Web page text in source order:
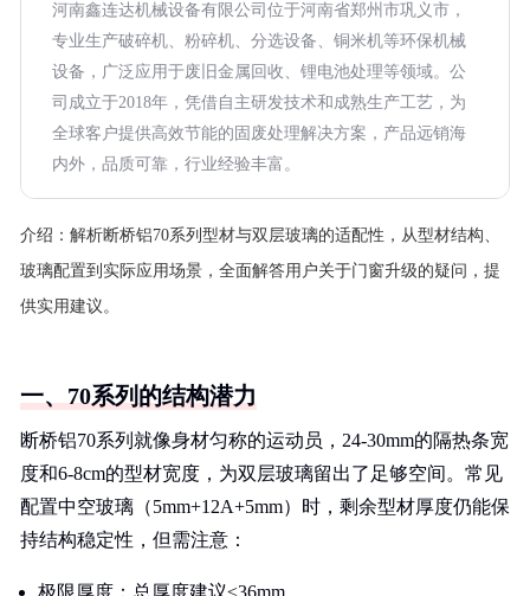
河南鑫连达机械设备有限公司位于河南省郑州市巩义市，
专业生产破碎机、粉碎机、分选设备、铜米机等环保机械
设备，广泛应用于废旧金属回收、锂电池处理等领域。公
司成立于2018年，凭借自主研发技术和成熟生产工艺，为
全球客户提供高效节能的固废处理解决方案，产品远销海
内外，品质可靠，行业经验丰富。
介绍： 解析断桥铝70系列型材与双层玻璃的适配性，从型材结构、
玻璃配置到实际应用场景，全面解答用户关于门窗升级的疑问，提
供实用建议。
一、70系列的结构潜力
断桥铝70系列就像身材匀称的运动员，24-30mm的隔热条宽
度和6-8cm的型材宽度，为双层玻璃留出了足够空间。常见
配置中空玻璃（5mm+12A+5mm）时，剩余型材厚度仍能保
持结构稳定性，但需注意：
极限厚度：总厚度建议≤36mm